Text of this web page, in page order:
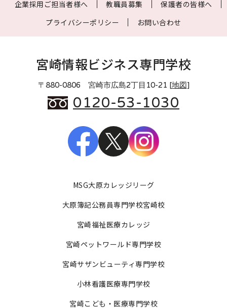
企業採用ご担当者様へ
教職員募集
保護者の皆様へ
プライバシーポリシー
お問い合わせ
宮崎情報ビジネス専門学校
〒880-0806 宮崎市広島2丁目10-21 [地図]
0120-53-1030
MSG大原カレッジリーグ
大原簿記公務員専門学校宮崎校
宮崎福祉医療カレッジ
宮崎ペットワールド専門学校
宮崎サザンビューティ専門学校
小林看護医療専門学校
宮崎こども・医療専門学校